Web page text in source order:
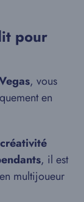
pour
, vous
en
créativité
, il est
multijoueur